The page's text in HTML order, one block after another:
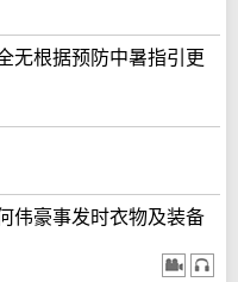
无根据预防中暑指引更
伟豪事发时衣物及装备